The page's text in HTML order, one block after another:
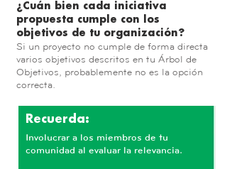
¿Cuán bien cada iniciativa
propuesta cumple con los
objetivos de tu organización?
Si un proyecto no cumple de forma directa
varios objetivos descritos en tu Árbol de
Objetivos, probablemente no es la opción
correcta.
Recuerda:
Involucrar a los miembros de tu
comunidad al evaluar la relevancia.